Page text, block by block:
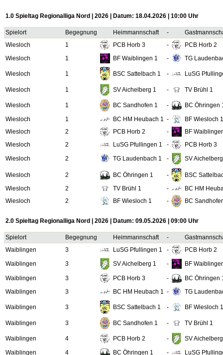
1.0 Spieltag Regionalliga Nord | 2026 | Datum: 18.04.2026 | 10:00 Uhr
Spielort Begegnung Heimmannschaft -
Wiesloch
1 PCB Horb 3 -
PCB Horb 2
Wiesloch
1 BF Waiblingen 1 - TG
Wiesloch 1 BSC Sattelbach 1 - LuSG
Wiesloch 1 SV Aichelberg 1 - TV Brühl 1
Wiesloch 1 BC Sandhofen 1 -
BC Öhringen
Wiesloch
1 BC HM Heubach 1 -
BF Wiesloch 1
Wiesloch
2 PCB Horb 2 -
BF
Wiesloch
2 LuSG Pfullingen 1 -
PCB Horb 3
Wiesloch
2 TG Laudenbach 1 - SV
Wiesloch 2 BC Öhringen 1 -
BSC
Wiesloch
2 TV Brühl 1 -
BC HM
Wiesloch
2 BF Wiesloch 1 - BC
2.0 Spieltag Regionalliga Nord | 2026 | Datum: 09.05.2026 | 09:00 Uhr
Spielort Begegnung Heimmannschaft -
Waiblingen
3 LuSG Pfullingen 1 -
PCB Horb 2
Waiblingen
3 SV Aichelberg 1 - BF
Waiblingen 3 PCB Horb 3 -
BC Öhringen
Waiblingen
3 BC HM Heubach 1 - TG
Waiblingen 3 BSC Sattelbach 1 - BF Wiesloch 1
Waiblingen 3 BC Sandhofen 1 - TV Brühl 1
Waiblingen 4 PCB Horb 2 -
SV
Waiblingen
4 BC Öhringen 1 -
LuSG